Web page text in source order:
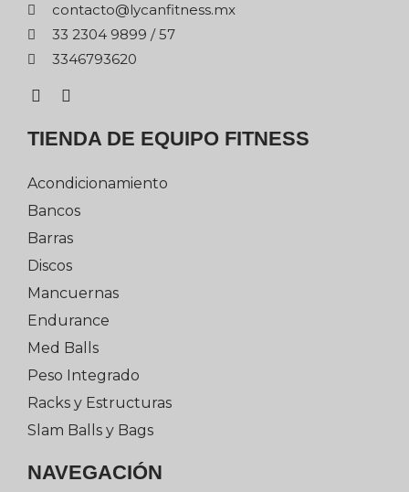
xm.ssentifnacyl@otcatnoc
75 / 9989 4032 33
0263976433
TIENDA DE EQUIPO FITNESS
Acondicionamiento
Bancos
Barras
Discos
Mancuernas
Endurance
Med Balls
Peso Integrado
Racks y Estructuras
Slam Balls y Bags
NAVEGACIÓN